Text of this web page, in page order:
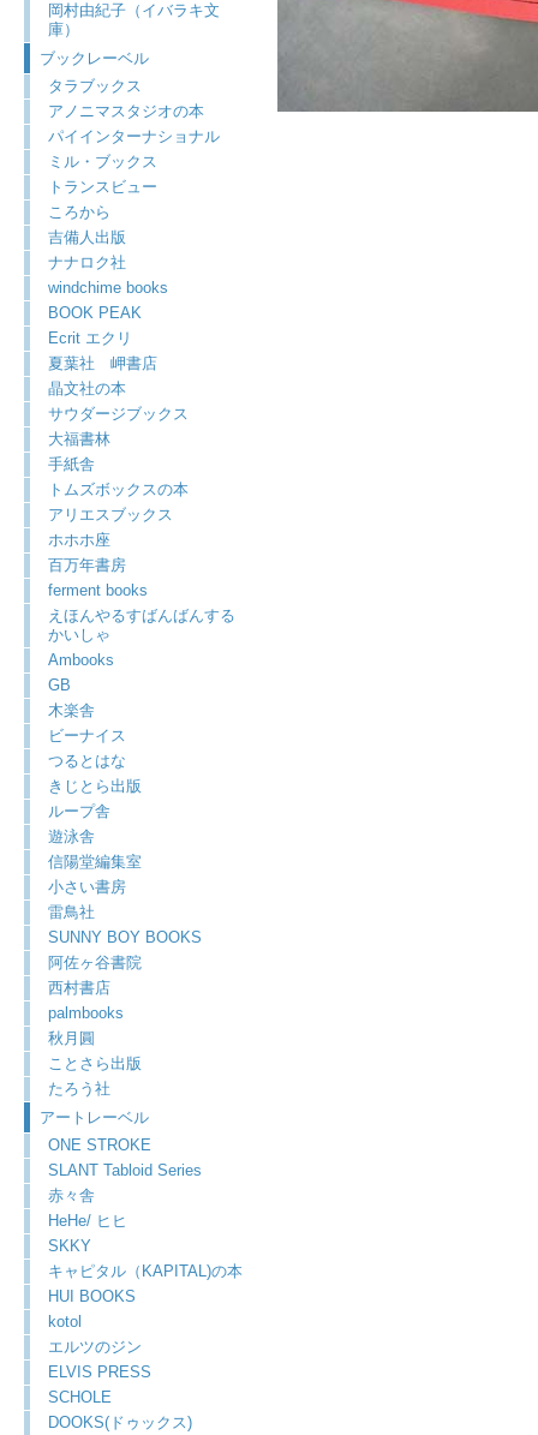
岡村由紀子（イバラキ文
庫）
ブックレーベル
タラブックス
アノニマスタジオの本
パイインターナショナル
ミル・ブックス
トランスビュー
ころから
吉備人出版
ナナロク社
windchime books
BOOK PEAK
Ecrit エクリ
夏葉社 岬書店
晶文社の本
サウダージブックス
大福書林
手紙舎
トムズボックスの本
アリエスブックス
ホホホ座
百万年書房
ferment books
えほんやるすばんばんする
かいしゃ
Ambooks
GB
木楽舎
ビーナイス
つるとはな
きじとら出版
ループ舎
遊泳舎
信陽堂編集室
小さい書房
雷鳥社
SUNNY BOY BOOKS
阿佐ヶ谷書院
西村書店
palmbooks
秋月圓
ことさら出版
たろう社
アートレーベル
ONE STROKE
SLANT Tabloid Series
赤々舎
HeHe/ ヒヒ
SKKY
キャピタル（KAPITAL)の本
HUI BOOKS
kotol
エルツのジン
ELVIS PRESS
SCHOLE
DOOKS(ドゥックス)